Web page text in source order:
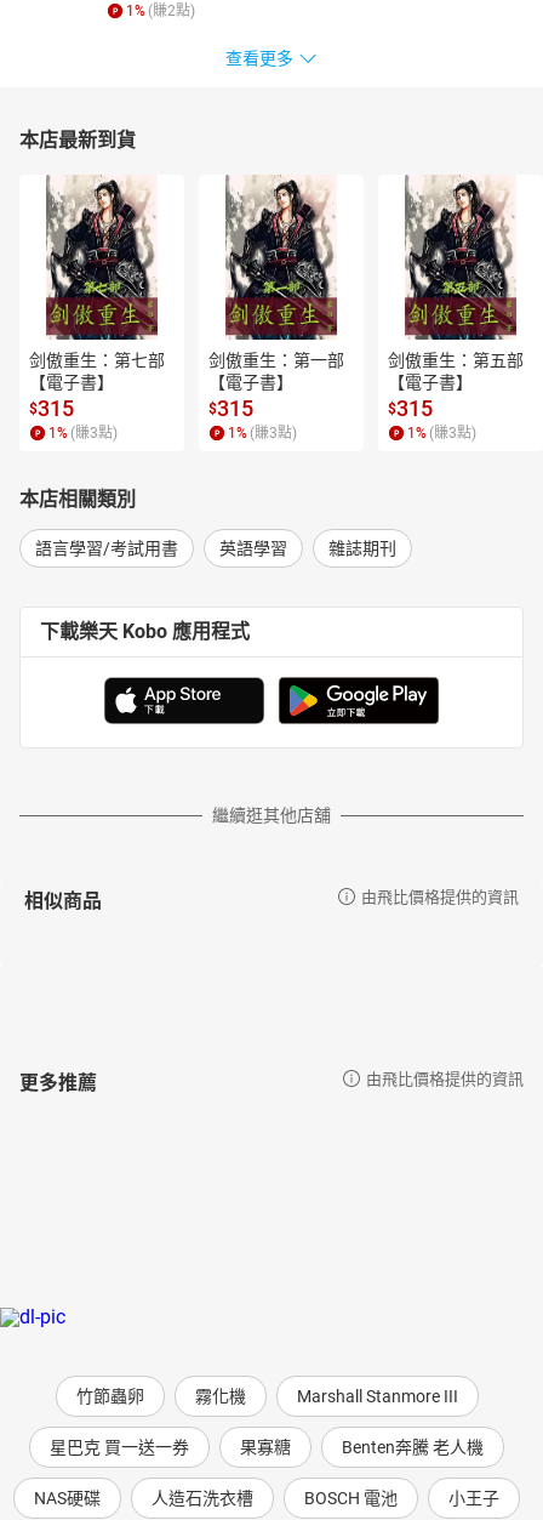
1 % (賺2點)
查看更多
本店最新到貨
剑傲重生：第七部
【電子書】
$315
1 % (賺3點)
剑傲重生：第一部
【電子書】
$315
1 % (賺3點)
剑傲重生：第五部
【電子書】
$315
1 % (賺3點)
本店相關類別
語言學習/考試用書 英語學習 雜誌期刊
下載樂天 Kobo 應用程式
繼續逛其他店舖
相似商品 由飛比價格提供的資訊
更多推薦 由飛比價格提供的資訊
竹節蟲卵 霧化機 Marshall Stanmore III
星巴克 買一送一券 果寡糖 Benten奔騰 老人機
NAS硬碟 人造石洗衣槽 BOSCH 電池 小王子